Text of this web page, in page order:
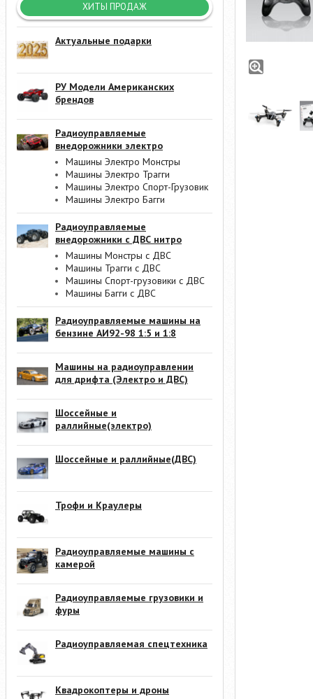
ХИТЫ ПРОДАЖ
Актуальные подарки
РУ Модели Американских
брендов
Радиоуправляемые
внедорожники электро
Машины Электро Монстры
Машины Электро Трагги
Машины Электро Спорт-Грузовик
Машины Электро Багги
Радиоуправляемые
внедорожники с ДВС нитро
Машины Монстры с ДВС
Машины Трагги с ДВС
Машины Спорт-грузовики с ДВС
Машины Багги с ДВС
Радиоуправляемые машины на
бензине АИ92-98 1:5 и 1:8
Машины на радиоуправлении
для дрифта (Электро и ДВС)
Шоссейные и
раллийные(электро)
Шоссейные и раллийные(ДВС)
Трофи и Краулеры
Радиоуправляемые машины с
камерой
Радиоуправляемые грузовики и
фуры
Радиоуправляемая спецтехника
Квадрокоптеры и дроны